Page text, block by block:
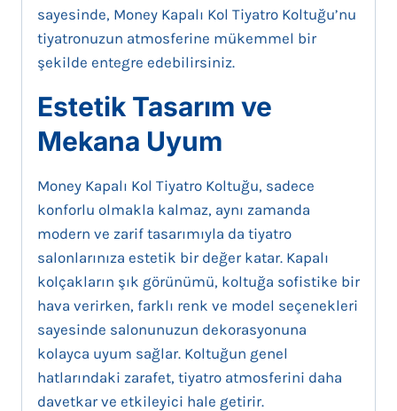
sayesinde, Money Kapalı Kol Tiyatro Koltuğu’nu
tiyatronuzun atmosferine mükemmel bir
şekilde entegre edebilirsiniz.
Estetik Tasarım ve
Mekana Uyum
Money Kapalı Kol Tiyatro Koltuğu, sadece
konforlu olmakla kalmaz, aynı zamanda
modern ve zarif tasarımıyla da tiyatro
salonlarınıza estetik bir değer katar. Kapalı
kolçakların şık görünümü, koltuğa sofistike bir
hava verirken, farklı renk ve model seçenekleri
sayesinde salonunuzun dekorasyonuna
kolayca uyum sağlar. Koltuğun genel
hatlarındaki zarafet, tiyatro atmosferini daha
davetkar ve etkileyici hale getirir.